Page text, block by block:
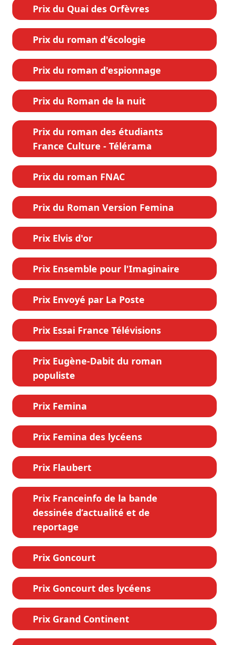
Prix du Quai des Orfèvres
Prix du roman d'écologie
Prix du roman d'espionnage
Prix du Roman de la nuit
Prix du roman des étudiants
France Culture - Télérama
Prix du roman FNAC
Prix du Roman Version Femina
Prix Elvis d'or
Prix Ensemble pour l'Imaginaire
Prix Envoyé par La Poste
Prix Essai France Télévisions
Prix Eugène-Dabit du roman
populiste
Prix Femina
Prix Femina des lycéens
Prix Flaubert
Prix Franceinfo de la bande
dessinée d’actualité et de
reportage
Prix Goncourt
Prix Goncourt des lycéens
Prix Grand Continent